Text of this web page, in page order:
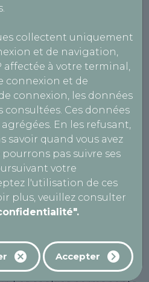
collectent uniquement
et de navigation,
affectée à votre terminal,
connexion et de
connexion, les données
consultées. Ces données
En les refusant,
savoir quand vous avez
pas suivre ses
votre
l'utilisation de ces
plus, veuillez consulter
Accepter
du site, des
des fichiers « cookies »
sous réserve de
lors de votre première
(bannière cookies). Vos
les cookies peuvent
tout moment dans les
dessous. Un cookie est
transféré sur votre
ou tablette par le biais
Internet. Temporaires
permanents, les cookies
le disque dur de votre
visitez notre site, afin de
visites ultérieures. Les
actifs le temps de votre
supprimés lorsque vous